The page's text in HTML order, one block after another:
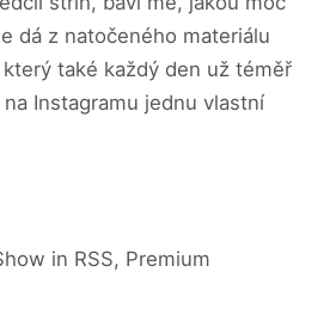
dá z natočeného materiálu
také každý den už téměř
Instagramu jednu vlastní
in RSS, Premium